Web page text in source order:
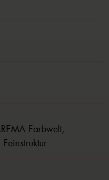
Farbwelt,